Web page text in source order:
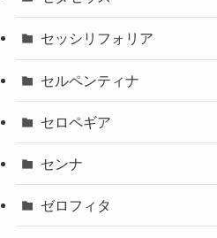
セッシリフォリア
セルペンティナ
セロペギア
センナ
ゼロフィタ